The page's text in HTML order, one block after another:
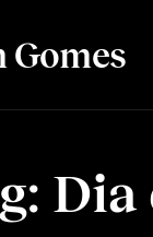
Dia